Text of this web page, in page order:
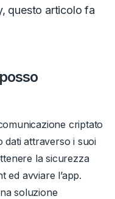
questo articolo fa
criptato
dati attraverso i suoi
la sicurezza
ed avviare l’app.
soluzione